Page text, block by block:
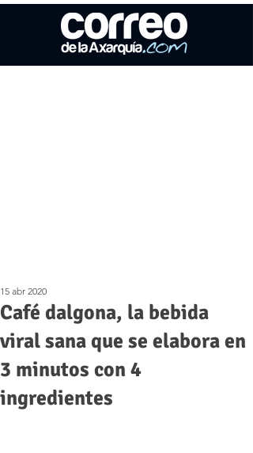
Café dalgona, la bebida
viral sana que se elabora en
3 minutos con 4
ingredientes
15 abr 2020